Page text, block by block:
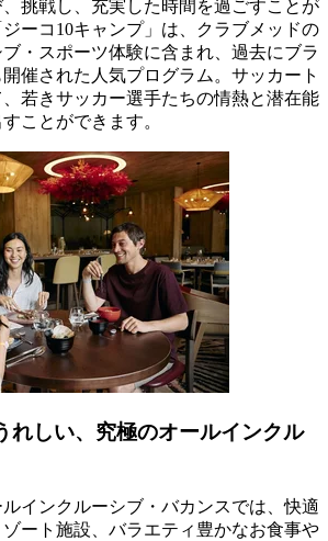
挑戦し、充実した時間を過ごすことが
ーコ10キャンプ」は、クラブメッドの
・スポーツ体験に含まれ、過去にブラ
催された人気プログラム。サッカート
若きサッカー選手たちの情熱と潜在能
ことができます。
れしい、究極のオールインクル
インクルーシブ・バカンスでは、快適
ート施設、バラエティ豊かなお食事や